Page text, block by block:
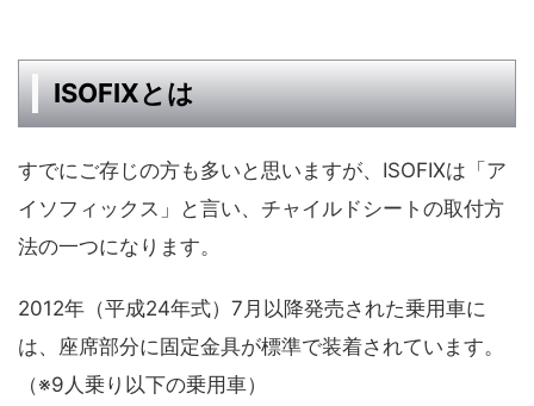
ISOFIXとは
すでにご存じの方も多いと思いますが、ISOFIXは「ア
イソフィックス」と言い、チャイルドシートの取付方
法の一つになります。
2012年（平成24年式）7月以降発売された乗用車に
は、座席部分に固定金具が標準で装着されています。
（※9人乗り以下の乗用車）